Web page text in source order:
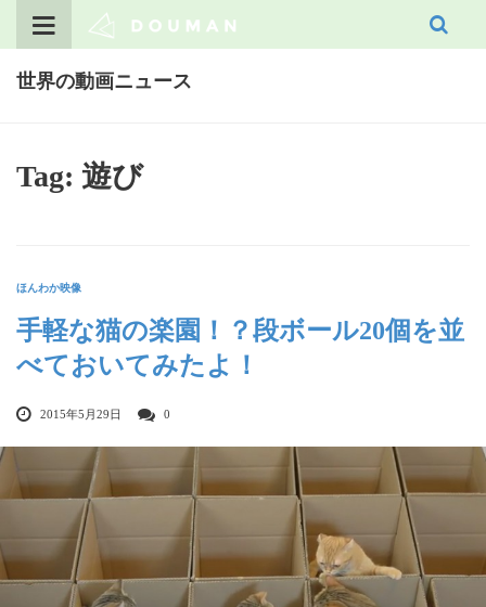
世界の動画ニュース
Tag: 遊び
ほんわか映像
手軽な猫の楽園！？段ボール20個を並
べておいてみたよ！
2015年5月29日 0